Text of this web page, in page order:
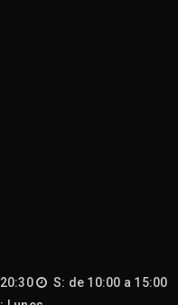
S: de 10:00 a 15:00